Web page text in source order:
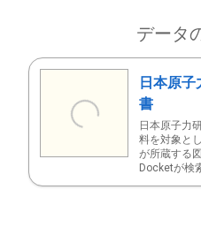
データ
日本原
書
日本原子力
料を対象と
が所蔵する図
Docketが検